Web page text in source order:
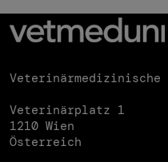
Veterinärplatz 1
1210 Wien
Österreich